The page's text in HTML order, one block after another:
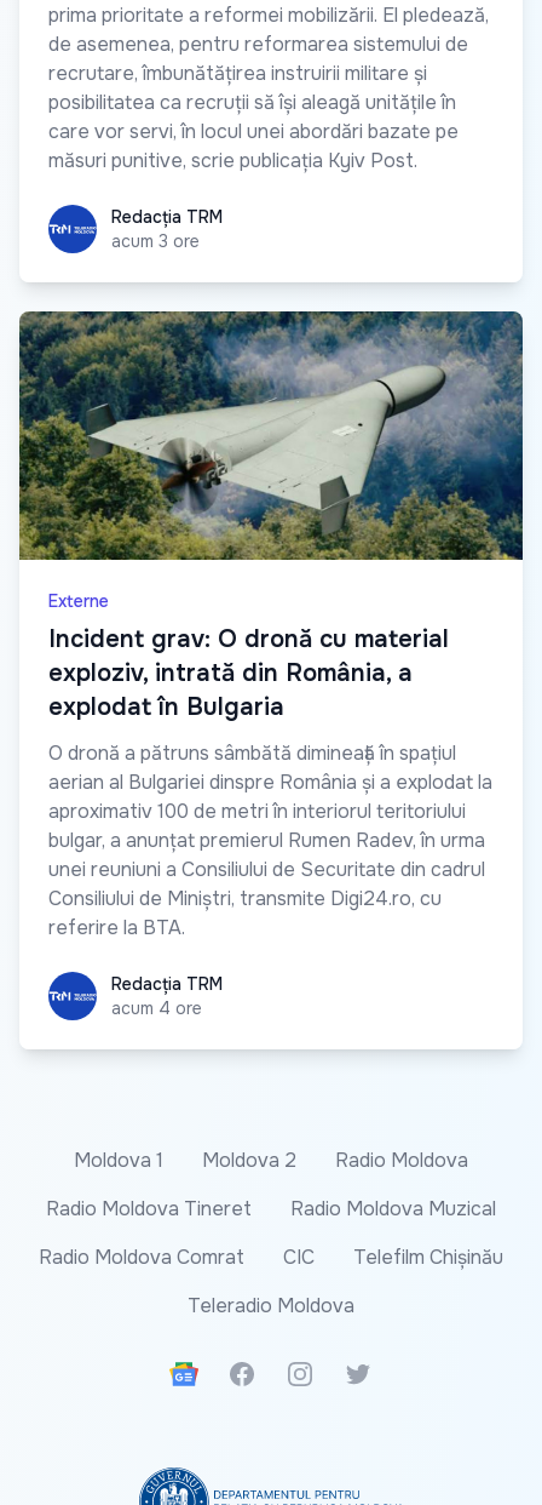
prima prioritate a reformei mobilizării. El pledează,
de asemenea, pentru reformarea sistemului de
recrutare, îmbunătățirea instruirii militare și
posibilitatea ca recruții să își aleagă unitățile în
care vor servi, în locul unei abordări bazate pe
măsuri punitive, scrie publicația Kyiv Post.
Redacția TRM
Redacția TRM
acum 3 ore
Externe
Incident grav: O dronă cu material
exploziv, intrată din România, a
explodat în Bulgaria
O dronă a pătruns sâmbătă dimineață în spațiul
aerian al Bulgariei dinspre România și a explodat la
aproximativ 100 de metri în interiorul teritoriului
bulgar, a anunțat premierul Rumen Radev, în urma
unei reuniuni a Consiliului de Securitate din cadrul
Consiliului de Miniștri, transmite Digi24.ro, cu
referire la BTA.
Redacția TRM
Redacția TRM
acum 4 ore
Moldova 1 Moldova 2
Radio Moldova
Radio Moldova Tineret
Radio Moldova Muzical
Radio Moldova Comrat
CIC
Telefilm Chișinău
Teleradio Moldova
Google News
FacebookInstagramTwitter